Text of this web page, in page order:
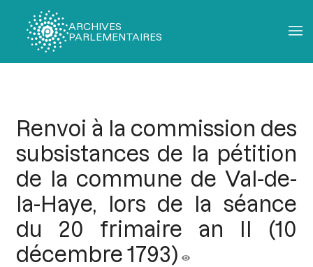
ARCHIVES
PARLEMENTAIRES
Renvoi à la commission des
subsistances de la pétition
de la commune de Val-de-
la-Haye, lors de la séance
du 20 frimaire an II (10
décembre 1793)